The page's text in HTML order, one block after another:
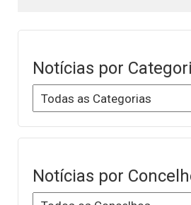
Notícias por
Notícias por